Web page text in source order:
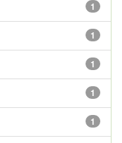
1
1
1
1
1